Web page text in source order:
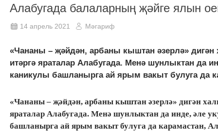
Алабугада балаларның җәйге ялын
14 апрель 2021 Мәгариф
«Чананы – җәйдән, арбаны кыштан әзерлә» дигән
итәргә яраталар Алабугада. Менә шунлыктан да
каникулы башланырга ай ярым вакыт булуга да
«Чананы – җәйдән, арбаны кыштан әзерлә» дигән
яраталар Алабугада. Менә шунлыктан да инде, әле
башланырга ай ярым вакыт булуга да карамастан,